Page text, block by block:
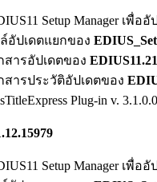
Setup Manager เพื่อ
อัปเดตแยกของ
ารอัปเดตของ
ารประวัติอัปเดตของ
Plug-in v.
Setup Manager เพื่อ